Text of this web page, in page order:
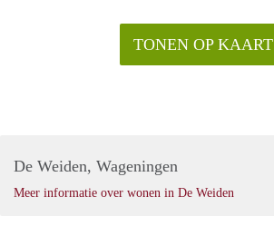
TONEN OP KAART
De Weiden, Wageningen
Meer informatie over wonen in De Weiden